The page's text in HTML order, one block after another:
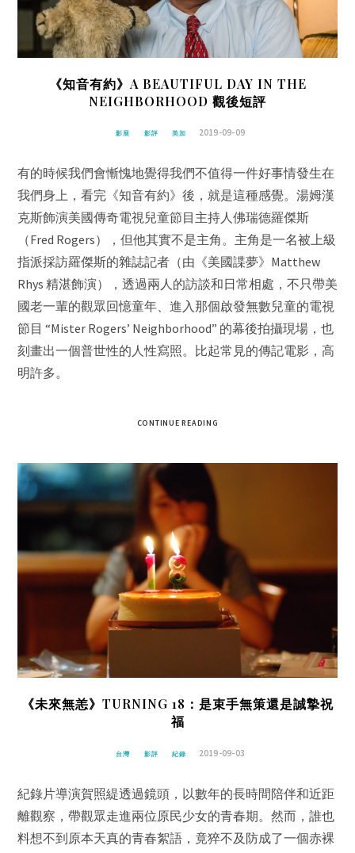
《知音有約》A BEAUTIFUL DAY IN THE
NEIGHBORHOOD 觀後短評
影展 影評 美加 2019-09-09
有的時候我們會慚愧地覺得我們不值得一件好事情發生在
我們身上，看完《知音有約》後，就是這種感覺。湯姆漢
克斯飾演美國傳奇電視兒童節目主持人佛瑞德羅傑斯
（Fred Rogers），但他其實不是主角。主角是一名被上級
指派採訪羅傑斯的雜誌記者（由《美國諜夢》Matthew
Rhys 精湛飾演），透過兩人的訪談和日常相處，不只帶美
國老一輩的觀眾回憶童年、進入那個啟發無數兒童的電視
節目 “Mister Rogers’ Neighborhood” 的幕後拍攝現場，也
刻畫出一個普世性的人性寫照。比起常見的傳記電影，高
明許多。
CONTINUE READING
《未來無恙》TURNING 18：是束手無策還是誠摯祝
福
台灣 影評 紀錄 2019-09-03
紀錄片導演賀照緹透過鏡頭，以數年的長時間陪伴和近距
離觀察，帶觀眾走進兩位原民少女的青春期。然而，誰也
料想不到原本天真的青春絮語，竟猝不及防成了一個赤裸